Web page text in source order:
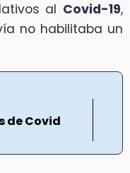
al Covid-19,
no habilitaba un
de Covid